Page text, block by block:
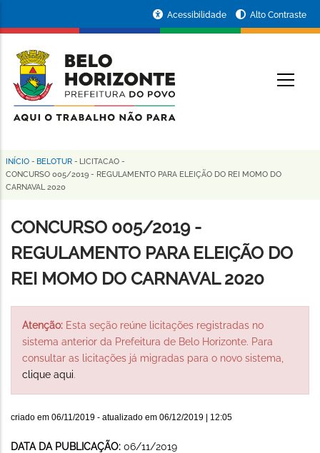
conteúdo
principal
da
Prefeitura
de
Horizonte
Acessibilidade Alto Contraste
Trilha
de
navegação
INÍCIO - BELOTUR - LICITACAO -
CONCURSO 005/2019 - REGULAMENTO PARA ELEIÇÃO DO REI MOMO DO
CARNAVAL 2020
CONCURSO 005/2019 -
REGULAMENTO PARA ELEIÇÃO DO
REI MOMO DO CARNAVAL 2020
Atenção: Esta seção reúne licitações registradas no
sistema anterior da Prefeitura de Belo Horizonte. Para
consultar as licitações já migradas para o novo sistema,
clique aqui.
criado em 06/11/2019 - atualizado em 06/12/2019 | 12:05
DATA DA PUBLICAÇÃO: 06/11/2019